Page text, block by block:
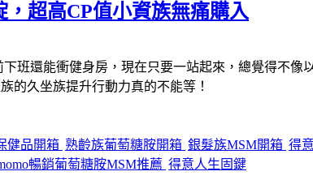
，超高CP值小資族無痛購入
下班還能衝健身房， 現在只要一站起來，總覺得不像
的久坐族提升行動力真的不能等！
健品開箱 熟齡族葡萄糖胺開箱 銀髮族MSM開箱 得
暢銷葡萄糖胺MSM推薦 得意人生固鍵